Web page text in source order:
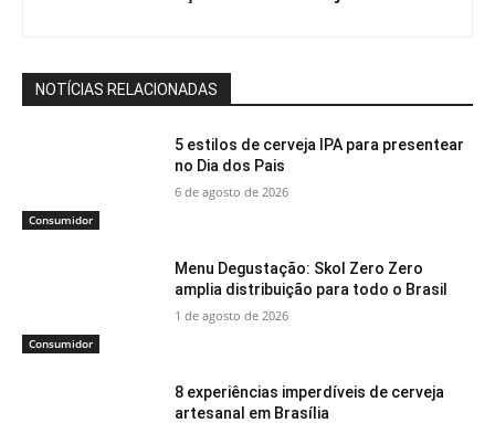
NOTÍCIAS RELACIONADAS
Consumidor
5 estilos de cerveja IPA para presentear
no Dia dos Pais
6 de agosto de 2026
Consumidor
Menu Degustação: Skol Zero Zero
amplia distribuição para todo o Brasil
1 de agosto de 2026
8 experiências imperdíveis de cerveja
artesanal em Brasília